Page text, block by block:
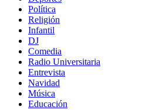
Política
Religión
Infantil
DJ
Comedia
Radio Universitaria
Entrevista
Navidad
Música
Educación